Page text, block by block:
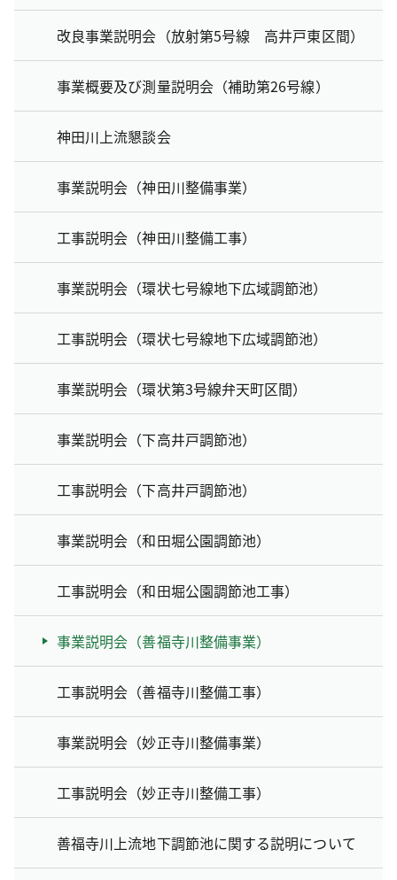
改良事業説明会（放射第5号線 高井戸東区間）
事業概要及び測量説明会（補助第26号線）
神田川上流懇談会
事業説明会（神田川整備事業）
工事説明会（神田川整備工事）
事業説明会（環状七号線地下広域調節池）
工事説明会（環状七号線地下広域調節池）
事業説明会（環状第3号線弁天町区間）
事業説明会（下高井戸調節池）
工事説明会（下高井戸調節池）
事業説明会（和田堀公園調節池）
工事説明会（和田堀公園調節池工事）
事業説明会（善福寺川整備事業）
工事説明会（善福寺川整備工事）
事業説明会（妙正寺川整備事業）
工事説明会（妙正寺川整備工事）
善福寺川上流地下調節池に関する説明について